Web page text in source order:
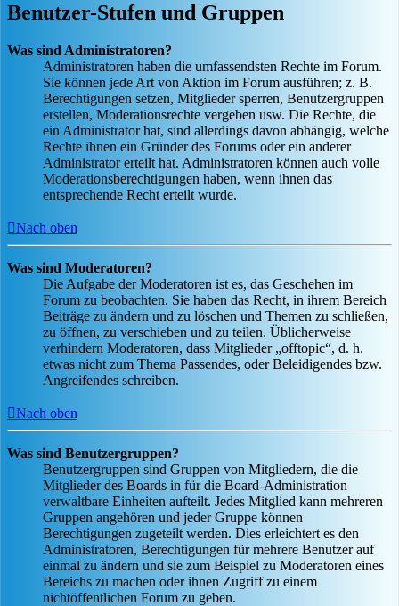
Benutzer-Stufen und Gruppen
Was sind Administratoren?
Administratoren haben die umfassendsten Rechte im Forum.
Sie können jede Art von Aktion im Forum ausführen; z. B.
Berechtigungen setzen, Mitglieder sperren, Benutzergruppen
erstellen, Moderationsrechte vergeben usw. Die Rechte, die
ein Administrator hat, sind allerdings davon abhängig, welche
Rechte ihnen ein Gründer des Forums oder ein anderer
Administrator erteilt hat. Administratoren können auch volle
Moderationsberechtigungen haben, wenn ihnen das
entsprechende Recht erteilt wurde.
Nach oben
Was sind Moderatoren?
Die Aufgabe der Moderatoren ist es, das Geschehen im
Forum zu beobachten. Sie haben das Recht, in ihrem Bereich
Beiträge zu ändern und zu löschen und Themen zu schließen,
zu öffnen, zu verschieben und zu teilen. Üblicherweise
verhindern Moderatoren, dass Mitglieder „offtopic“, d. h.
etwas nicht zum Thema Passendes, oder Beleidigendes bzw.
Angreifendes schreiben.
Nach oben
Was sind Benutzergruppen?
Benutzergruppen sind Gruppen von Mitgliedern, die die
Mitglieder des Boards in für die Board-Administration
verwaltbare Einheiten aufteilt. Jedes Mitglied kann mehreren
Gruppen angehören und jeder Gruppe können
Berechtigungen zugeteilt werden. Dies erleichtert es den
Administratoren, Berechtigungen für mehrere Benutzer auf
einmal zu ändern und sie zum Beispiel zu Moderatoren eines
Bereichs zu machen oder ihnen Zugriff zu einem
nichtöffentlichen Forum zu geben.